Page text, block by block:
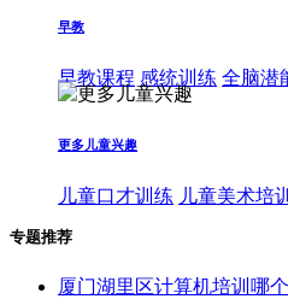
早教
早教课程 感统训练 全脑潜
更多儿童兴趣
儿童口才训练 儿童美术培训
专题推荐
厦门湖里区计算机培训哪